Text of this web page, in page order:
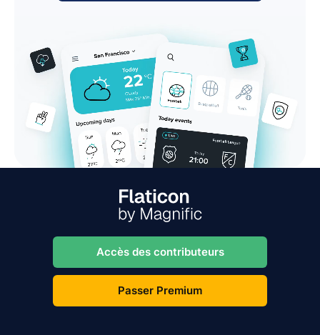
Accès des contributeurs
Passer Premium